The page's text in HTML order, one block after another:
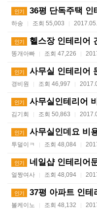
인기 36평 단독주택 인
하송 | 조회 55,003 |
인기 헬스장 인테리어
똥개아빠 | 조회 47,226 |
인기 사무실 인테리어
경비원 | 조회 46,997 |
인기 사무실인테리어
김기회 | 조회 50,863 |
인기 사무실인데요 비
투덜이ㅋ | 조회 48,084 |
인기 네일샵 인테리어
얼짱여사 | 조회 48,094 |
인기 37평 아파트 인테
볼케이노 | 조회 48,132 |